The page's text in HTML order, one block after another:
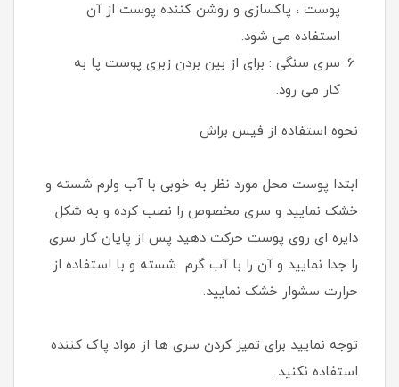
پوست ، پاکسازی و روشن کننده پوست از آن
استفاده می شود.
سری سنگی : برای از بین بردن زبری پوست پا به
کار می رود.
نحوه استفاده از فیس براش
ابتدا پوست محل مورد نظر به خوبی با آب ولرم شسته و
خشک نمایید و سری مخصوص را نصب کرده و به شکل
دایره ای روی پوست حرکت دهید پس از پایان کار سری
را جدا نمایید و آن را با آب گرم شسته و با استفاده از
حرارت سشوار خشک نمایید.
توجه نمایید برای تمیز کردن سری ها از مواد پاک کننده
استفاده نکنید.